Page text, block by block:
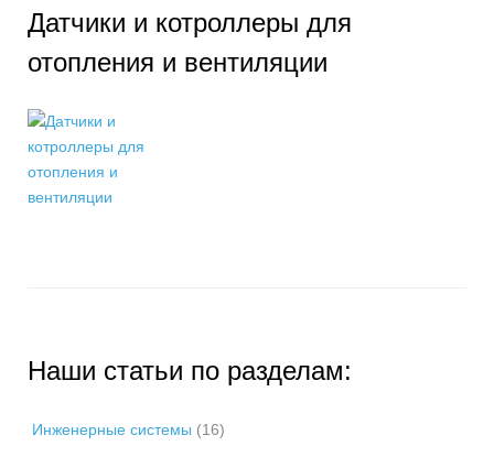
с
я
Датчики и котроллеры для
отопления и вентиляции
Наши статьи по разделам:
Инженерные системы (16)